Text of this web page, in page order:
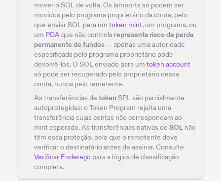
mover o SOL de volta. Os lamports só podem ser
movidos pelo programa proprietário da conta, pelo
que enviar SOL para um token mint, um programa, ou
um PDAque não controla representa risco de perda
permanente de fundos — apenas uma autoridade
especificada pelo programa proprietário pode
devolvê-los. O SOL enviado para um token account
só pode ser recuperado pelo proprietário dessa
conta, nunca pelo remetente.
As transferências de token SPL são parcialmente
autoprotegidas: o Token Program rejeita uma
transferência cujas contas não correspondam ao
mint esperado. As transferências nativas de SOL não
têm essa proteção, pelo que o remetente deve
verificar o destinatário antes de assinar. Consulte
Verificar Endereço para a lógica de classificação
completa.